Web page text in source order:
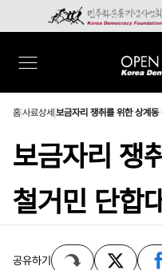
홈사료상세 보금자리 쟁취를 위한 상계동
보금자리 쟁
철거민 단합
공유하기